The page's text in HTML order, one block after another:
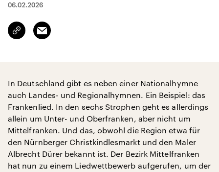
06.02.2026
Link
kopieren/teilen
Email
In Deutschland gibt es neben einer Nationalhymne
auch Landes- und Regionalhymnen. Ein Beispiel: das
Frankenlied. In den sechs Strophen geht es allerdings
allein um Unter- und Oberfranken, aber nicht um
Mittelfranken. Und das, obwohl die Region etwa für
den Nürnberger Christkindlesmarkt und den Maler
Albrecht Dürer bekannt ist. Der Bezirk Mittelfranken
hat nun zu einem Liedwettbewerb aufgerufen, um der